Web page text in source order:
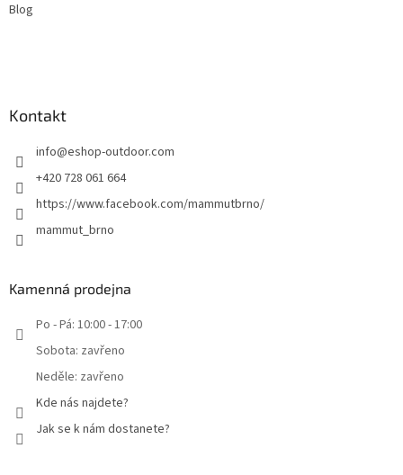
Blog
Kontakt
info@eshop-outdoor.com
+420 728 061 664
https://www.facebook.com/mammutbrno/
mammut_brno
Kamenná prodejna
Po - Pá: 10:00 - 17:00
Sobota: zavřeno
Neděle: zavřeno
Kde nás najdete?
Jak se k nám dostanete?